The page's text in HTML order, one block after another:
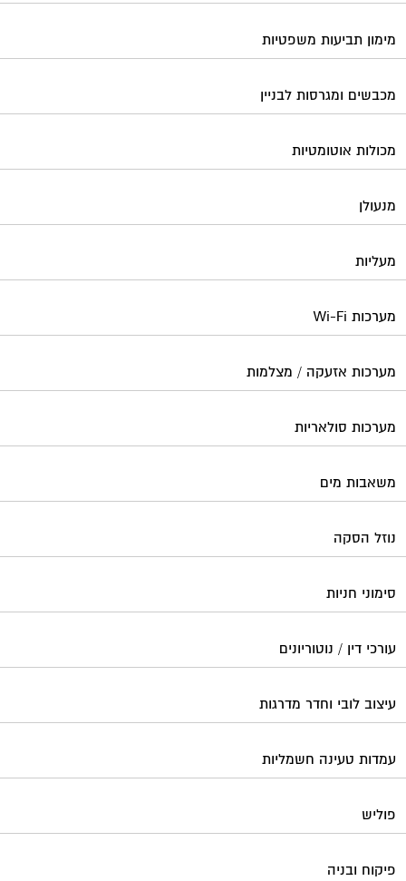
מימון תביעות משפטיות
מכבשים ומגרסות לבניין
מכולות אוטומטיות
מנעולן
מעליות
מערכות Wi-Fi
מערכות אזעקה / מצלמות
מערכות סולאריות
משאבות מים
נוזל הסקה
סימוני חניות
עורכי דין / נוטוריונים
עיצוב לובי וחדר מדרגות
עמדות טעינה חשמליות
פוליש
פיקוח ובניה